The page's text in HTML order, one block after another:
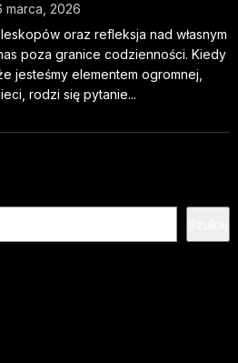
marca, 2026
oraz refleksja nad własnym
poza granice codzienności. Kiedy
jesteśmy elementem ogromnej,
rodzi się pytanie...